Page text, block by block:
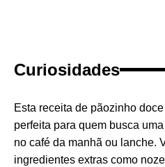
Curiosidades
Esta receita de pãozinho
perfeita para quem busca
no café da manhã ou lanche.
ingredientes extras como